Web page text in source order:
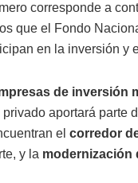
corresponde a
que el Fondo
en la inversión y
de inversión
aportará parte
el corredor
y la modernización